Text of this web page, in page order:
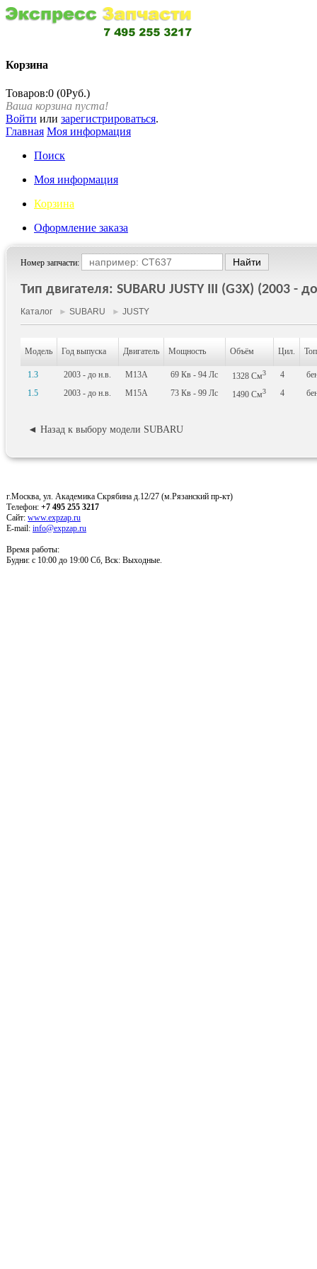
Корзина
Товаров:0 (0Руб.)
Ваша корзина пуста!
Войти или зарегистрироваться.
Главная Моя информация
Поиск
Моя информация
Корзина
Оформление заказа
Номер запчасти:
Тип двигателя: SUBARU JUSTY III (G3X) (2003 -
Каталог ► SUBARU ► JUSTY
Модель Год выпуска Двигатель Мощность Объём Цил.
1.3 2003 - до н.в. M13A 69 Кв - 94 Лс 1328 См3 4
1.5
2003 - до н.в. M15A 73 Кв - 99 Лс 1490 См3 4
◄ Назад к выбору модели SUBARU
г.Москва, ул. Академика Скрябина д.12/27 (м.Рязанский пр-кт)
Телефон: +7 495 255 3217
Сайт: www.expzap.ru
E-mail: info@expzap.ru
Время работы:
Будни: c 10:00 до 19:00 Сб, Вск: Выходные.